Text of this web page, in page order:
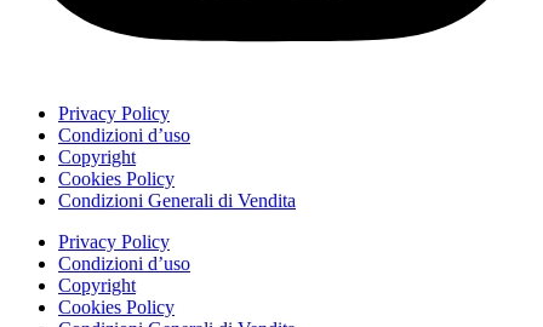
Privacy Policy
Condizioni d’uso
Copyright
Cookies Policy
Condizioni Generali di Vendita
Privacy Policy
Condizioni d’uso
Copyright
Cookies Policy